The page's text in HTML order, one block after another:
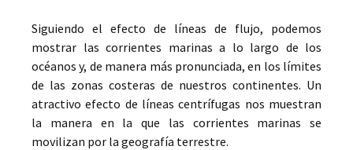
Siguiendo el efecto de líneas de flujo, podemos
mostrar las corrientes marinas a lo largo de los
océanos y, de manera más pronunciada, en los límites
de las zonas costeras de nuestros continentes. Un
atractivo efecto de líneas centrífugas nos muestran
la manera en la que las corrientes marinas se
movilizan por la geografía terrestre.